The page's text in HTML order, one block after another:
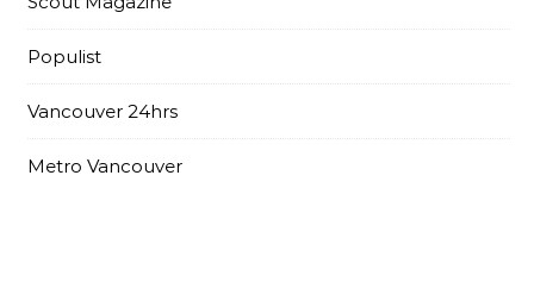
Populist
Vancouver 24hrs
Metro Vancouver